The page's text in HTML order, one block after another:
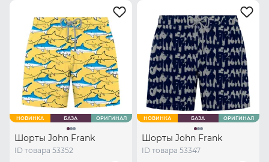
НОВИНКА БАЗА ОРИГИНАЛ
Шорты John Frank
ID товара 53352
НОВИНКА БАЗА ОРИГИНАЛ
Шорты John Frank
ID товара 53347